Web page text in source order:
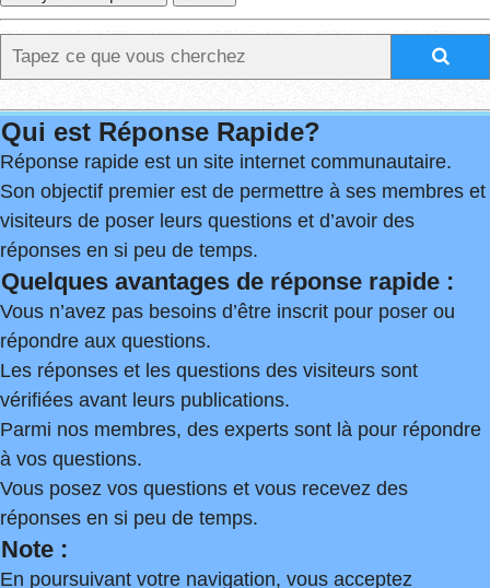
Qui est Réponse Rapide?
Réponse rapide est un site internet communautaire.
Son objectif premier est de permettre à ses membres et
visiteurs de poser leurs questions et d’avoir des
réponses en si peu de temps.
Quelques avantages de réponse rapide :
Vous n’avez pas besoins d’être inscrit pour poser ou
répondre aux questions.
Les réponses et les questions des visiteurs sont
vérifiées avant leurs publications.
Parmi nos membres, des experts sont là pour répondre
à vos questions.
Vous posez vos questions et vous recevez des
réponses en si peu de temps.
Note :
En poursuivant votre navigation, vous acceptez